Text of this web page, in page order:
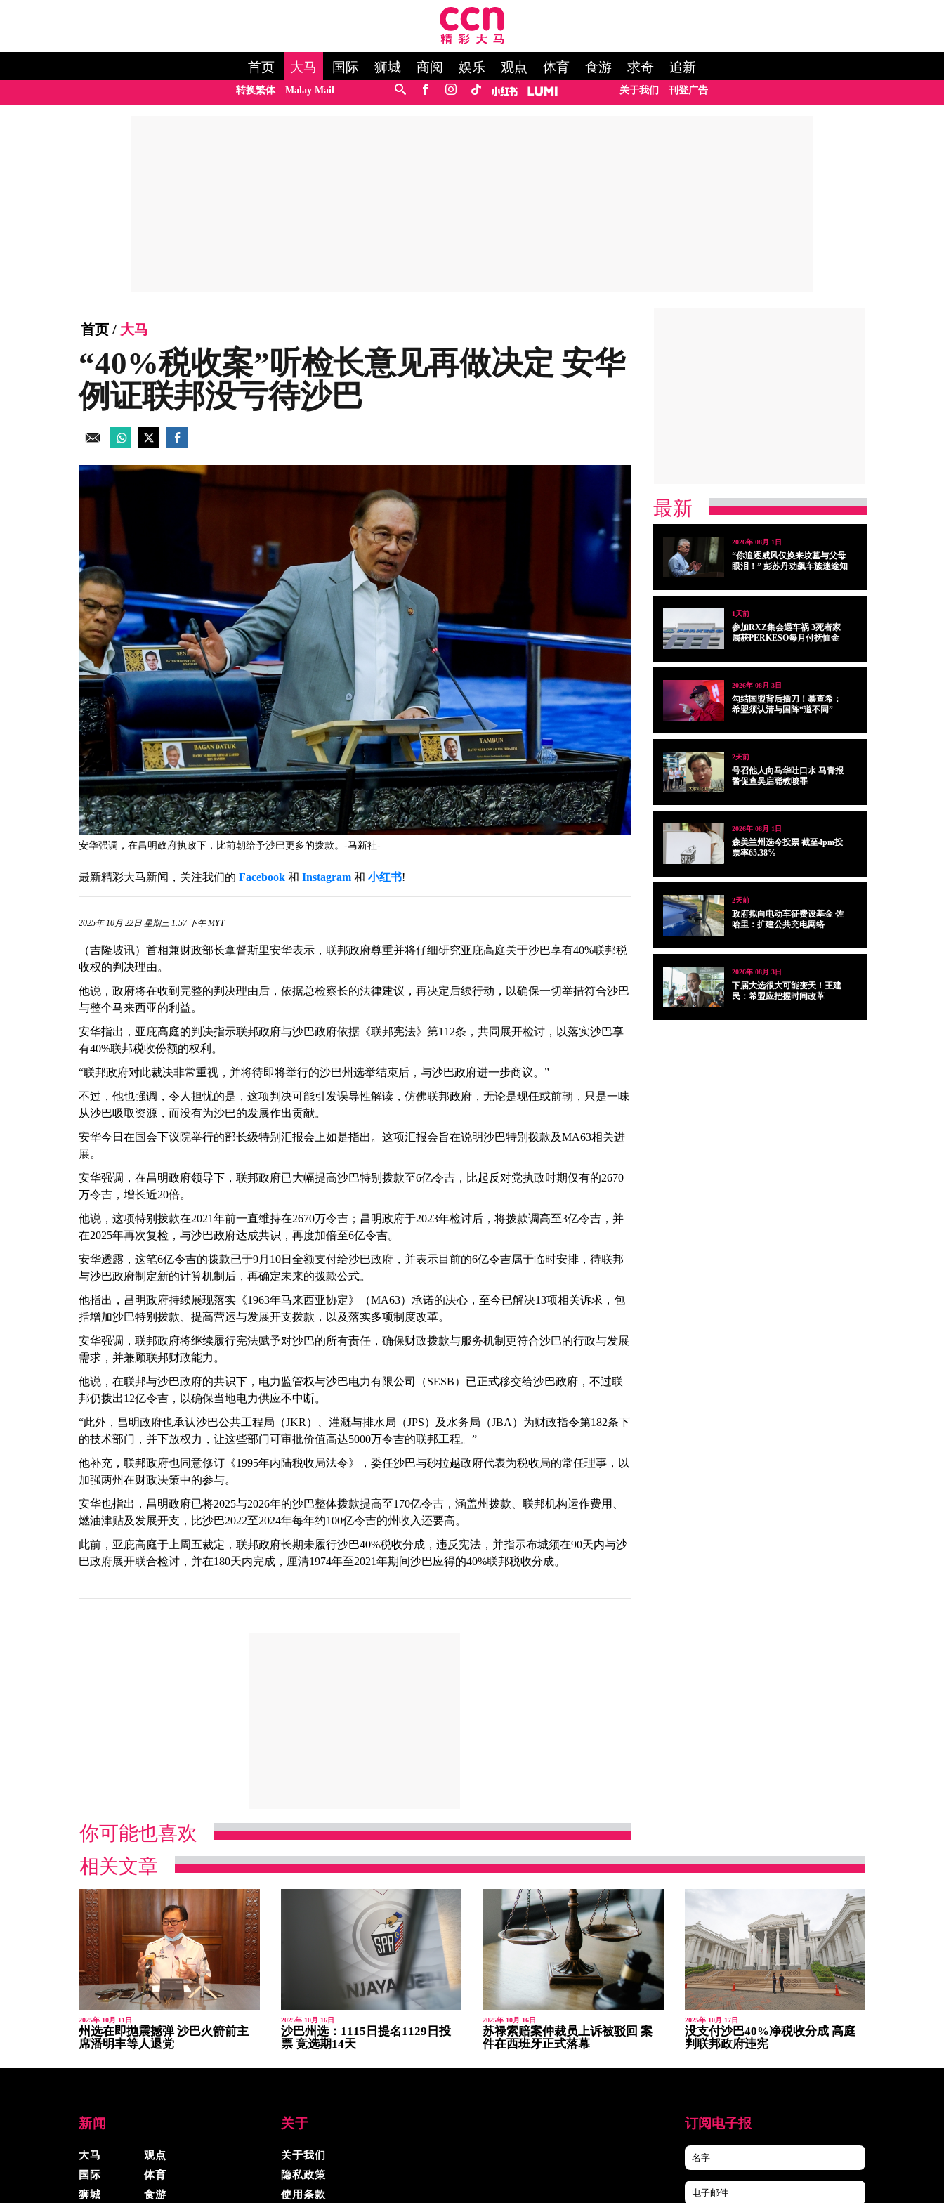
首页 大马 国际 狮城 商阅 娱乐 观点 体育 食游 求奇 追新
转换繁体 Malay Mail 关于我们 刊登广告
首页 / 大马
“40%税收案”听检长意见再做决定 安华
例证联邦没亏待沙巴
安华强调，在昌明政府执政下，比前朝给予沙巴更多的拨款。-马新社-
最新精彩大马新闻，关注我们的 Facebook 和 Instagram 和 小红书!
2025年 10月 22日 星期三 1:57 下午 MYT
（吉隆坡讯）首相兼财政部长拿督斯里安华表示，联邦政府尊重并将仔细研究亚庇高庭关于沙巴享有40%联邦税
收权的判决理由。
他说，政府将在收到完整的判决理由后，依据总检察长的法律建议，再决定后续行动，以确保一切举措符合沙巴
与整个马来西亚的利益。
安华指出，亚庇高庭的判决指示联邦政府与沙巴政府依据《联邦宪法》第112条，共同展开检讨，以落实沙巴享
有40%联邦税收份额的权利。
“联邦政府对此裁决非常重视，并将待即将举行的沙巴州选举结束后，与沙巴政府进一步商议。”
不过，他也强调，令人担忧的是，这项判决可能引发误导性解读，仿佛联邦政府，无论是现任或前朝，只是一味
从沙巴吸取资源，而没有为沙巴的发展作出贡献。
安华今日在国会下议院举行的部长级特别汇报会上如是指出。这项汇报会旨在说明沙巴特别拨款及MA63相关进
展。
安华强调，在昌明政府领导下，联邦政府已大幅提高沙巴特别拨款至6亿令吉，比起反对党执政时期仅有的2670
万令吉，增长近20倍。
他说，这项特别拨款在2021年前一直维持在2670万令吉；昌明政府于2023年检讨后，将拨款调高至3亿令吉，并
在2025年再次复检，与沙巴政府达成共识，再度加倍至6亿令吉。
安华透露，这笔6亿令吉的拨款已于9月10日全额支付给沙巴政府，并表示目前的6亿令吉属于临时安排，待联邦
与沙巴政府制定新的计算机制后，再确定未来的拨款公式。
他指出，昌明政府持续展现落实《1963年马来西亚协定》（MA63）承诺的决心，至今已解决13项相关诉求，包
括增加沙巴特别拨款、提高营运与发展开支拨款，以及落实多项制度改革。
安华强调，联邦政府将继续履行宪法赋予对沙巴的所有责任，确保财政拨款与服务机制更符合沙巴的行政与发展
需求，并兼顾联邦财政能力。
他说，在联邦与沙巴政府的共识下，电力监管权与沙巴电力有限公司（SESB）已正式移交给沙巴政府，不过联
邦仍拨出12亿令吉，以确保当地电力供应不中断。
“此外，昌明政府也承认沙巴公共工程局（JKR）、灌溉与排水局（JPS）及水务局（JBA）为财政指令第182条下
的技术部门，并下放权力，让这些部门可审批价值高达5000万令吉的联邦工程。”
他补充，联邦政府也同意修订《1995年内陆税收局法令》，委任沙巴与砂拉越政府代表为税收局的常任理事，以
加强两州在财政决策中的参与。
安华也指出，昌明政府已将2025与2026年的沙巴整体拨款提高至170亿令吉，涵盖州拨款、联邦机构运作费用、
燃油津贴及发展开支，比沙巴2022至2024年每年约100亿令吉的州收入还要高。
此前，亚庇高庭于上周五裁定，联邦政府长期未履行沙巴40%税收分成，违反宪法，并指示布城须在90天内与沙
巴政府展开联合检讨，并在180天内完成，厘清1974年至2021年期间沙巴应得的40%联邦税收分成。
你可能也喜欢
最新
2026年 08月 1日
“你追逐威风仅换来坟墓与父母
眼泪！” 彭苏丹劝飙车族迷途知
1天前
参加RXZ集会遇车祸 3死者家
属获PERKESO每月付抚恤金
2026年 08月 3日
勾结国盟背后插刀！慕查希：
希盟须认清与国阵“道不同”
2天前
号召他人向马华吐口水 马青报
警促查吴启聪教唆罪
2026年 08月 1日
森美兰州选今投票 截至4pm投
票率65.38%
2天前
政府拟向电动车征费设基金 佐
哈里：扩建公共充电网络
2026年 08月 3日
下届大选很大可能变天！王建
民：希盟应把握时间改革
相关文章
2025年 10月 11日
州选在即抛震撼弹 沙巴火箭前主
席潘明丰等人退党
2025年 10月 16日
沙巴州选：1115日提名1129日投
票 竞选期14天
2025年 10月 16日
苏禄索赔案仲裁员上诉被驳回 案
件在西班牙正式落幕
2025年 10月 17日
没支付沙巴40%净税收分成 高庭
判联邦政府违宪
新闻
大马
国际
狮城
观点
体育
食游
关于
关于我们
隐私政策
使用条款
订阅电子报